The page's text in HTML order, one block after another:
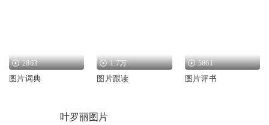
2863
图片词典
1.7万
图片跟读
5861
图片评书
叶罗丽图片